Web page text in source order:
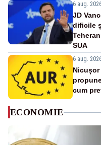
6 aug.
JD
dificile
SUA
6 aug.
cum
ECONOMIE